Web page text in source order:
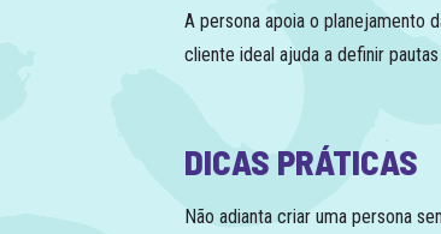
A persona apoia o planejamento
cliente ideal ajuda a definir
DICAS PRÁTICAS
Não adianta criar uma persona